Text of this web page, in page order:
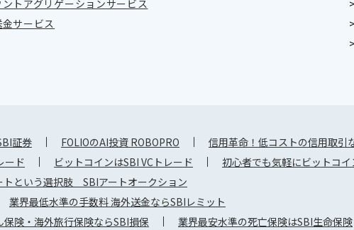
トアグリゲーションサービス
サービス
>
>
>
証券 FOLIOのAI投資 ROBOPRO
信用革命！低コストの信用取引
ード
ビットコインはSBI VCトレード
初心者でも気軽にビットコ
トという選択肢 SBIアートオークション
業界最低水準の手数料 海外送金ならSBIレミット
険・海外旅行保険ならSBI損保
業界最安水準の死亡保険はSBI生命保険